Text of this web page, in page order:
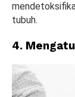
tubuh.
4.